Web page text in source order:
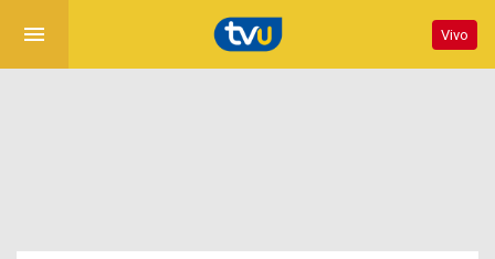
menu Vivo